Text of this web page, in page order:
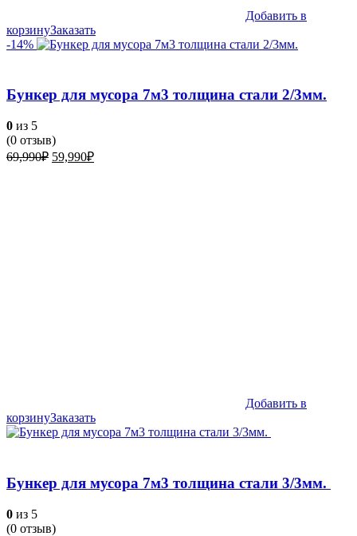
Добавить в
корзинуЗаказать
-14%
Бункер для мусора 7м3 толщина стали 2/3мм.
0 из 5
(0 отзыв)
69,990₽ Первоначальная
59,990₽Текущая
Добавить в
корзинуЗаказать
Бункер для мусора 7м3 толщина стали 3/3мм.
0 из 5
(0 отзыв)